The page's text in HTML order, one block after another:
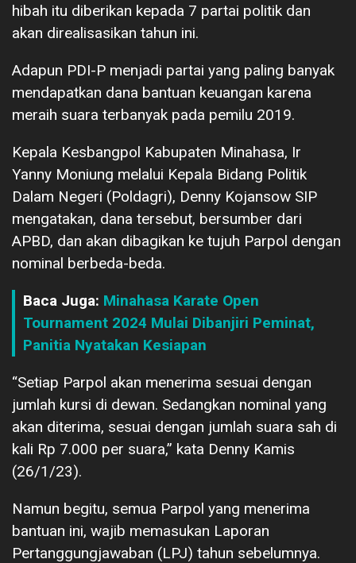
hibah itu diberikan kepada 7 partai politik dan
akan direalisasikan tahun ini.
Adapun PDI-P menjadi partai yang paling banyak
mendapatkan dana bantuan keuangan karena
meraih suara terbanyak pada pemilu 2019.
Kepala Kesbangpol Kabupaten Minahasa, Ir
Yanny Moniung melalui Kepala Bidang Politik
Dalam Negeri (Poldagri), Denny Kojansow SIP
mengatakan, dana tersebut, bersumber dari
APBD, dan akan dibagikan ke tujuh Parpol dengan
nominal berbeda-beda.
Baca Juga: Minahasa Karate Open
Tournament 2024 Mulai Dibanjiri Peminat,
Panitia Nyatakan Kesiapan
“Setiap Parpol akan menerima sesuai dengan
jumlah kursi di dewan. Sedangkan nominal yang
akan diterima, sesuai dengan jumlah suara sah di
kali Rp 7.000 per suara,” kata Denny Kamis
(26/1/23).
Namun begitu, semua Parpol yang menerima
bantuan ini, wajib memasukan Laporan
Pertanggungjawaban (LPJ) tahun sebelumnya.